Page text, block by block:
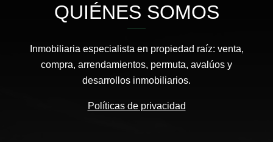
QUIÉNES SOMOS
Inmobiliaria especialista en propiedad raíz: venta,
compra, arrendamientos, permuta, avalúos y
desarrollos inmobiliarios.
Políticas de privacidad